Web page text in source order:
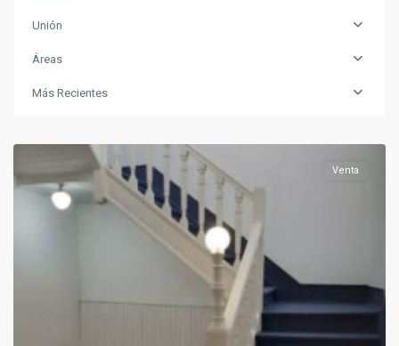
Unión
Áreas
Más Recientes
Venta